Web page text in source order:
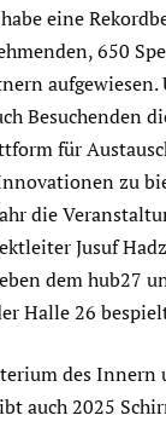
eine
650
aufgewiesen.
Besuchenden
für
zu
die
Jusuf
dem hub27
Halle 26
des Innern
auch 2025